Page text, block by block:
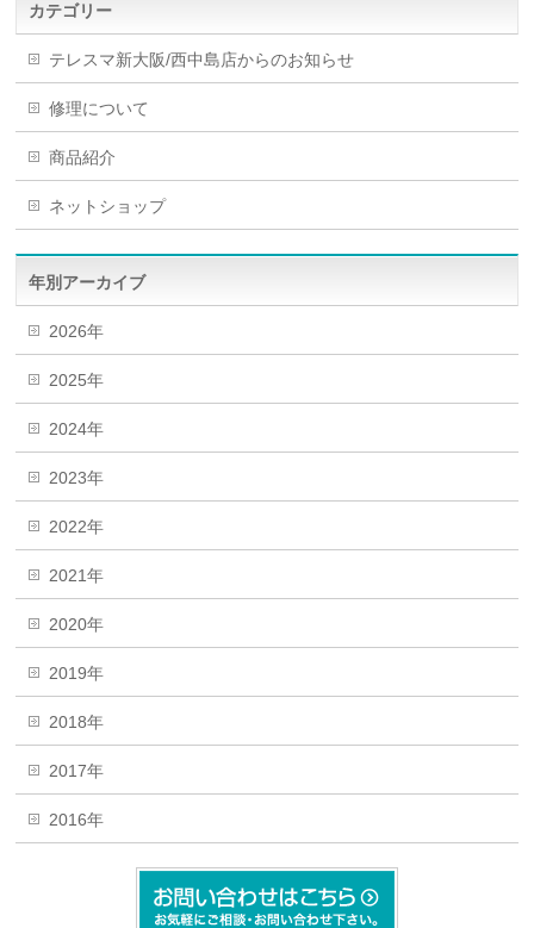
カテゴリー
テレスマ新大阪/西中島店からのお知らせ
修理について
商品紹介
ネットショップ
年別アーカイブ
2026年
2025年
2024年
2023年
2022年
2021年
2020年
2019年
2018年
2017年
2016年